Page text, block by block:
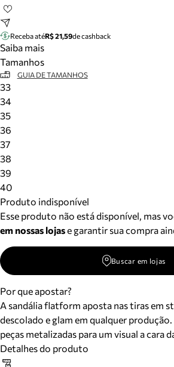
Tire dúvidas sobre pedidos,
Meus pedidos
Acompanhe seus pedidos e
Receba atéR$ 21,59de cashback
Saiba mais
Tamanhos
GUIA DE TAMANHOS
33
34
35
36
37
38
39
40
Produto indisponível
Esse produto não está disponível, mas
em nossas lojase garantir sua compra
Buscar em lojas
Por que apostar?
A sandália flatform aposta nas tiras em
descolado e glam em qualquer
peças metalizadas para um visual a cara
Detalhes do produto